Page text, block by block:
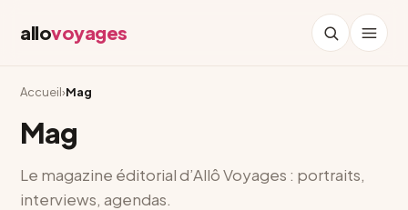
allovoyages
Accueil›Mag
Mag
Le magazine éditorial d’Allô Voyages : portraits,
interviews, agendas.